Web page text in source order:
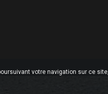
votre navigation sur ce